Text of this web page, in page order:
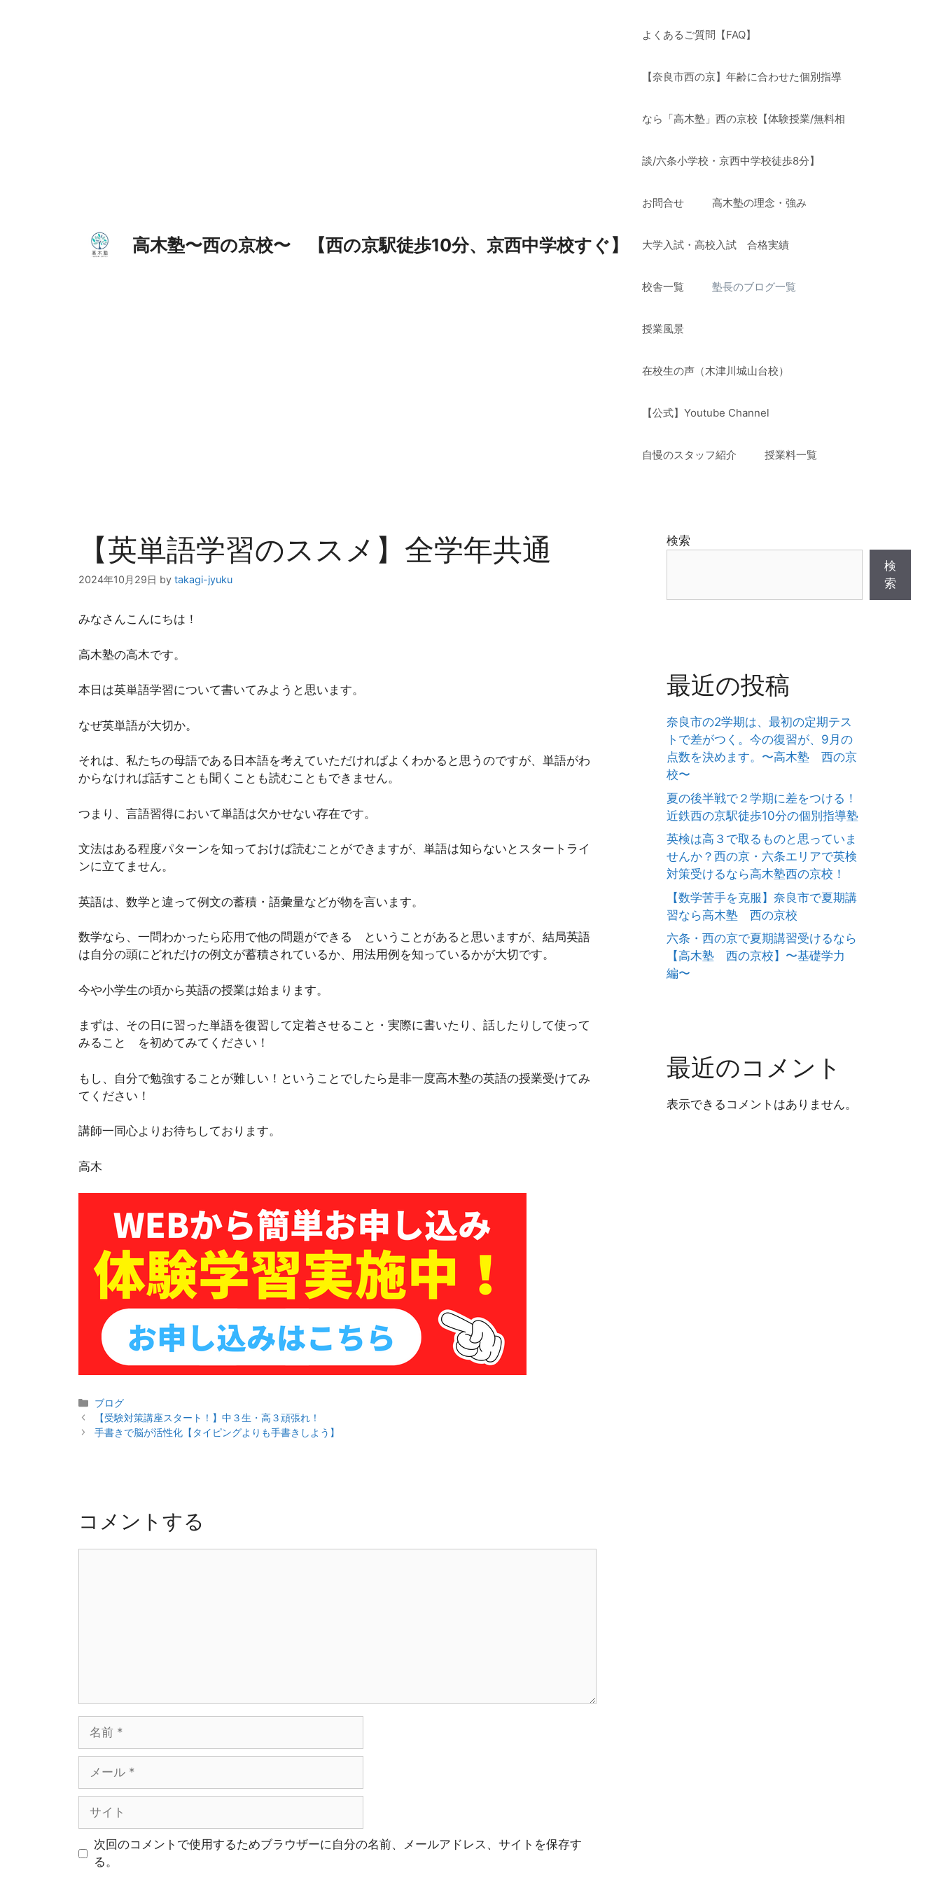
高木塾〜西の京校〜 【西の京駅徒歩10分、京西中学校すぐ】
よくあるご質問【FAQ】
【奈良市西の京】年齢に合わせた個別指導
なら「高木塾」西の京校【体験授業/無料相
談/六条小学校・京西中学校徒歩8分】
お問合せ 高木塾の理念・強み
大学入試・高校入試 合格実績
校舎一覧 塾長のブログ一覧
授業風景
在校生の声（木津川城山台校）
【公式】Youtube Channel
自慢のスタッフ紹介 授業料一覧
【英単語学習のススメ】全学年共通
2024年10月29日 by takagi-jyuku
みなさんこんにちは！
高木塾の高木です。
本日は英単語学習について書いてみようと思います。
なぜ英単語が大切か。
それは、私たちの母語である日本語を考えていただければよくわかると思うのですが、単語がわ
からなければ話すことも聞くことも読むこともできません。
つまり、言語習得において単語は欠かせない存在です。
文法はある程度パターンを知っておけば読むことができますが、単語は知らないとスタートライ
ンに立てません。
英語は、数学と違って例文の蓄積・語彙量などが物を言います。
数学なら、一問わかったら応用で他の問題ができる ということがあると思いますが、結局英語
は自分の頭にどれだけの例文が蓄積されているか、用法用例を知っているかが大切です。
今や小学生の頃から英語の授業は始まります。
まずは、その日に習った単語を復習して定着させること・実際に書いたり、話したりして使って
みること を初めてみてください！
もし、自分で勉強することが難しい！ということでしたら是非一度高木塾の英語の授業受けてみ
てください！
講師一同心よりお待ちしております。
高木
カ
テ
ゴ
ブログ
投
稿
ョ
【受験対策講座スタート！】中３生・高３頑張れ！
手書きで脳が活性化【タイピングよりも手書きしよう】
コメントする
ル
次回のコメントで使用するためブラウザーに自分の名前、メールアドレス、サイトを保存す
る。
検索
検
索
最近の投稿
奈良市の2学期は、最初の定期テス
トで差がつく。今の復習が、9月の
点数を決めます。〜高木塾 西の京
校〜
夏の後半戦で２学期に差をつける！
近鉄西の京駅徒歩10分の個別指導塾
英検は高３で取るものと思っていま
せんか？西の京・六条エリアで英検
対策受けるなら高木塾西の京校！
【数学苦手を克服】奈良市で夏期講
習なら高木塾 西の京校
六条・西の京で夏期講習受けるなら
【高木塾 西の京校】〜基礎学力
編〜
最近のコメント
表示できるコメントはありません。